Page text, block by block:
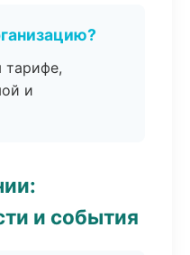
тарифе,
и
и события